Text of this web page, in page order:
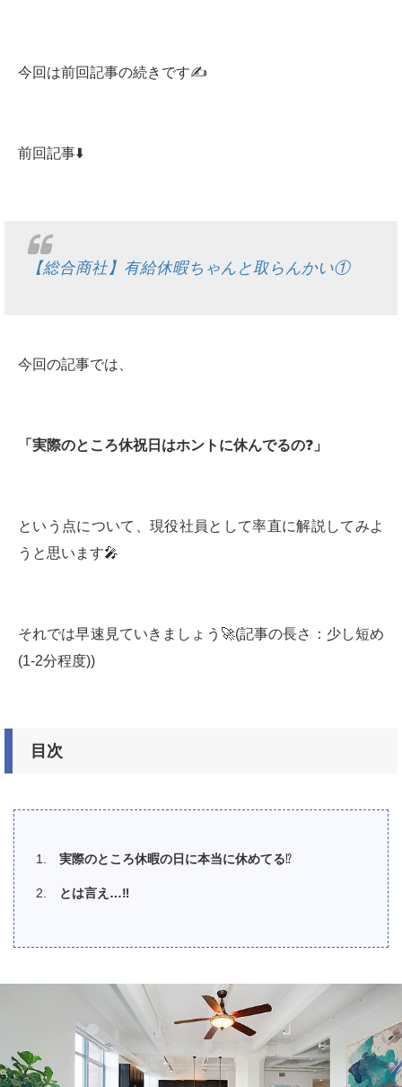
今回は前回記事の続きです✍️
前回記事⬇️
【総合商社】有給休暇ちゃんと取らんかい①
今回の記事では、
「実際のところ休祝日はホントに休んでるの❓ 」
という点について、現役社員として率直に解説してみよ
うと思います🎤
それでは早速見ていきましょう🚀(記事の長さ：少し短め
(1-2分程度))
目次
実際のところ休暇の日に本当に休めてる⁉️
とは言え…‼️